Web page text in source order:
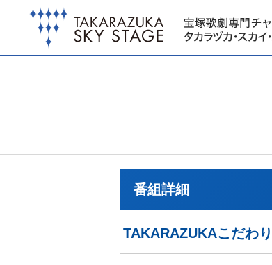
番組詳細
TAKARAZUKAこだわ